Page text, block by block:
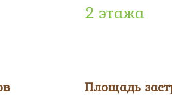
2 этажа
Площадь